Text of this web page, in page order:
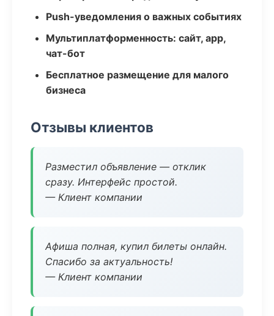
Push-уведомления о важных событиях
Мультиплатформенность: сайт, app,
чат-бот
Бесплатное размещение для малого
бизнеса
Отзывы клиентов
Разместил объявление — отклик
сразу. Интерфейс простой.
— Клиент компании
Афиша полная, купил билеты онлайн.
Спасибо за актуальность!
— Клиент компании